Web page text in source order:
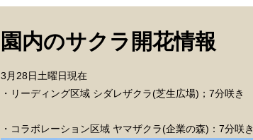
園内のサクラ開花情報
3月28日土曜日現在
・リーディング区域 シダレザクラ(芝生広場)；7分咲き
・コラボレーション区域 ヤマザクラ(企業の森)：7分咲き